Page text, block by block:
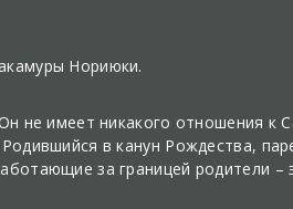
Нориюки.
не имеет никакого отношения к
в канун Рождества,
за границей родители –